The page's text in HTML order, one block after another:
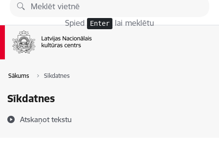
Pāriet uz lapas saturu
Spied Enter lai meklētu
Sākums Sīkdatnes
Sīkdatnes
Atskaņot tekstu